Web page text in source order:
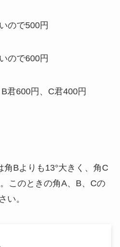
ので500円
ので600円
君600円、C君400円
Bよりも13°大きく、角C
このときの角A、B、Cの
い。